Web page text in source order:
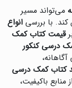
می‌تواند مسیر
با بررسی انواع
قیمت کتاب کمک
درسی کنکور
کتاب کمک درسی
منابع باکیفیت،